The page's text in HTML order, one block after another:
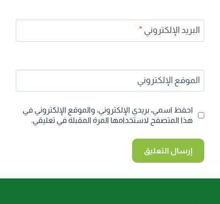
البريد الإلكتروني *
الموقع الإلكتروني
احفظ اسمي، بريدي الإلكتروني، والموقع الإلكتروني في
هذا المتصفح لاستخدامها المرة المقبلة في تعليقي.